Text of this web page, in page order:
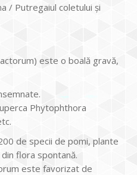
/ Putregaiul coletului și
este o boală gravă,
Phytophthora
de specii de pomi, plante
flora spontană.
este favorizat de